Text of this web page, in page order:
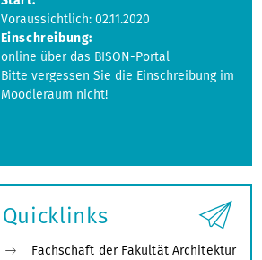
Voraussichtlich: 02.11.2020
Einschreibung:
online über das BISON-Portal
Bitte vergessen Sie die Einschreibung im
Moodleraum nicht!
Quicklinks
Fachschaft der Fakultät Architektur